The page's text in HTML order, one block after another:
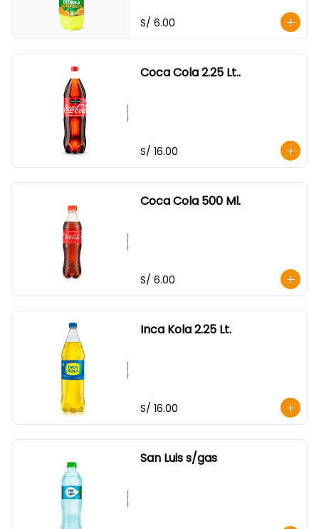
S/ 6.00
Coca Cola 2.25 Lt..
S/ 16.00
Coca Cola 500 Ml.
S/ 6.00
Inca Kola 2.25 Lt.
S/ 16.00
San Luis s/gas